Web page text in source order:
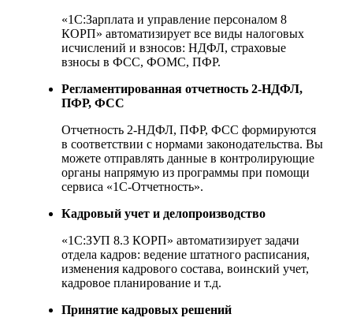
«1С:Зарплата и управление персоналом 8
КОРП» автоматизирует все виды налоговых
исчислений и взносов: НДФЛ, страховые
взносы в ФСС, ФОМС, ПФР.
Регламентированная отчетность 2-НДФЛ,
ПФР, ФСС
Отчетность 2-НДФЛ, ПФР, ФСС формируются
в соответствии с нормами законодательства. Вы
можете отправлять данные в контролирующие
органы напрямую из программы при помощи
сервиса «1С-Отчетность».
Кадровый учет и делопроизводство
«1С:ЗУП 8.3 КОРП» автоматизирует задачи
отдела кадров: ведение штатного расписания,
изменения кадрового состава, воинский учет,
кадровое планирование и т.д.
Принятие кадровых решений